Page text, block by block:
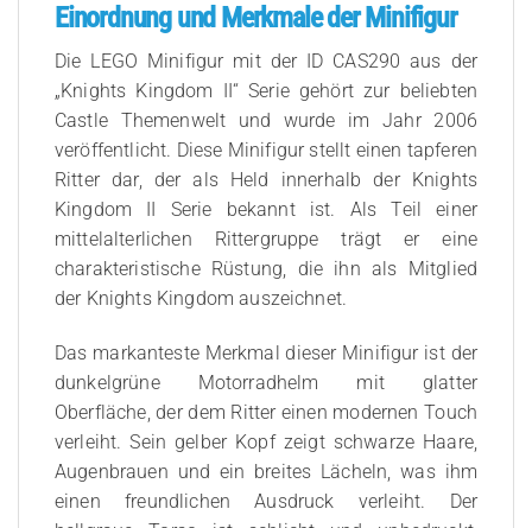
Einordnung und Merkmale der Minifigur
Die LEGO Minifigur mit der ID CAS290 aus der
„Knights Kingdom II“ Serie gehört zur beliebten
Castle Themenwelt und wurde im Jahr 2006
veröffentlicht. Diese Minifigur stellt einen tapferen
Ritter dar, der als Held innerhalb der Knights
Kingdom II Serie bekannt ist. Als Teil einer
mittelalterlichen Rittergruppe trägt er eine
charakteristische Rüstung, die ihn als Mitglied
der Knights Kingdom auszeichnet.
Das markanteste Merkmal dieser Minifigur ist der
dunkelgrüne Motorradhelm mit glatter
Oberfläche, der dem Ritter einen modernen Touch
verleiht. Sein gelber Kopf zeigt schwarze Haare,
Augenbrauen und ein breites Lächeln, was ihm
einen freundlichen Ausdruck verleiht. Der